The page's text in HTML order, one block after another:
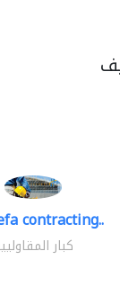
contracting..
كبار